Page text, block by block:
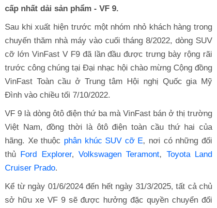
cấp nhất dải sản phẩm - VF 9.
Sau khi xuất hiện trước một nhóm nhỏ khách hàng trong
chuyến thăm nhà máy vào cuối tháng 8/2022, dòng SUV
cỡ lớn VinFast V F9 đã lần đầu được trưng bày rộng rãi
trước công chúng tại Đại nhạc hội chào mừng Cộng đồng
VinFast Toàn cầu ở Trung tâm Hội nghị Quốc gia Mỹ
Đình vào chiều tối 7/10/2022.
VF 9 là dòng ôtô điện thứ ba mà VinFast bán ở thị trường
Việt Nam, đồng thời là ôtô điện toàn cầu thứ hai của
hãng. Xe thuộc phân khúc SUV cỡ E, nơi có những đối
thủ Ford Explorer,Volkswagen Teramont, Toyota Land
Cruiser Prado.
Kể từ ngày 01/6/2024 đến hết ngày 31/3/2025, tất cả chủ
sở hữu xe VF 9 sẽ được hưởng đặc quyền chuyển đổi